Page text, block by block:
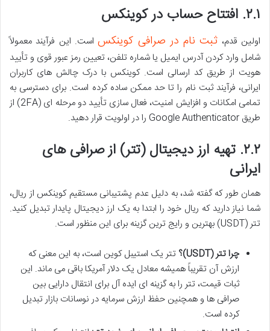
۲.۱. افتتاح حساب در کوینکس
اولین قدم، ثبت نام در صرافی کوینکساست. این فرآیند معمولاً
شامل وارد کردن آدرس ایمیل یا شماره تلفن، تعیین رمز عبور قوی و تأیید
هویت از طریق کد ارسالی است. کوینکس با درک چالش های کاربران
ایرانی، فرآیند ثبت نام را تا حد ممکن ساده کرده است. برای دسترسی به
تمامی امکانات و افزایش امنیت، فعال سازی تأیید دو مرحله ای (2FA) از
طریق Google Authenticator را در اولویت قرار دهید.
۲.۲. تهیه ارز دیجیتال (تتر) از صرافی های
ایرانی
همان طور که گفته شد، به دلیل عدم پشتیبانی مستقیم کوینکس از ریال،
شما نیاز دارید که ریال خود را ابتدا به یک ارز دیجیتال پایدار تبدیل کنید.
تتر (USDT) بهترین و رایج ترین گزینه برای این منظور است.
چرا تتر (USDT)؟
تتر یک استیبل کوین است، به این معنی که
ارزش آن تقریباً همیشه معادل یک دلار آمریکا باقی می ماند. این
ثبات قیمت، تتر را به گزینه ای ایده آل برای انتقال دارایی بین
صرافی ها و همچنین حفظ ارزش سرمایه در نوسانات بازار تبدیل
کرده است.